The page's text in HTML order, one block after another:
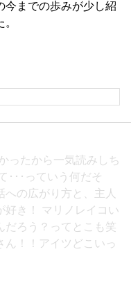
今までの歩みが少し紹
ったから一気読みしち
･･･っていう何だそ
の広がり方と、主人
好き！ マリノレイコい
だろう？ってとこも笑
ん！！アイツどこいっ